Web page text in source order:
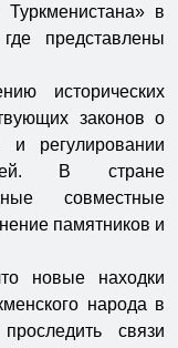
в
представлены
исторических
законов о
регулировании
В стране
совместные
памятников и
новые находки
народа в
связи